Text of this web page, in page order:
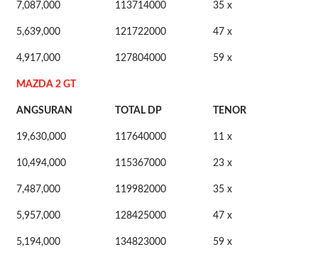
7,087,000 113714000 35 x
5,639,000 121722000 47 x
4,917,000 127804000 59 x
MAZDA 2 GT
ANGSURAN TOTAL DP TENOR
19,630,000 117640000 11 x
10,494,000 115367000 23 x
7,487,000 119982000 35 x
5,957,000 128425000 47 x
5,194,000 134823000 59 x